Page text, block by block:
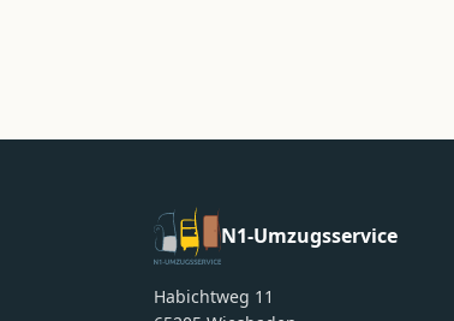
N1-Umzugsservice
Habichtweg 11